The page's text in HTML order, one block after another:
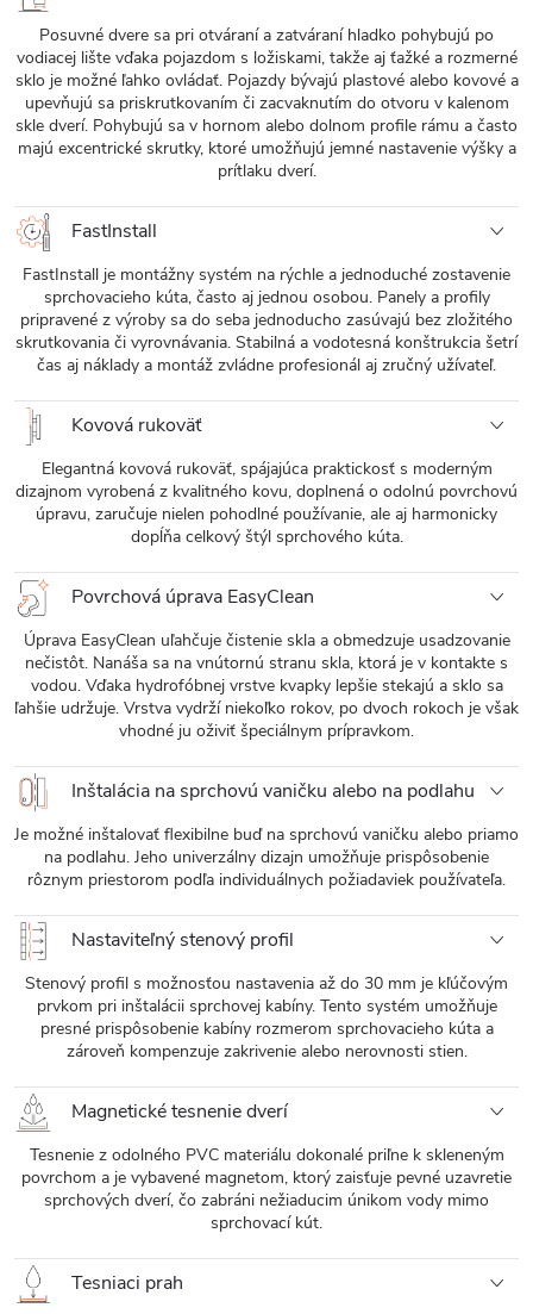
Posuvné dvere sa pri otváraní a zatváraní hladko pohybujú po
vodiacej lište vďaka pojazdom s ložiskami, takže aj ťažké a rozmerné
sklo je možné ľahko ovládať. Pojazdy bývajú plastové alebo kovové a
upevňujú sa priskrutkovaním či zacvaknutím do otvoru v kalenom
skle dverí. Pohybujú sa v hornom alebo dolnom profile rámu a často
majú excentrické skrutky, ktoré umožňujú jemné nastavenie výšky a
prítlaku dverí.
FastInstall
FastInstall je montážny systém na rýchle a jednoduché zostavenie
sprchovacieho kúta, často aj jednou osobou. Panely a profily
pripravené z výroby sa do seba jednoducho zasúvajú bez zložitého
skrutkovania či vyrovnávania. Stabilná a vodotesná konštrukcia šetrí
čas aj náklady a montáž zvládne profesionál aj zručný užívateľ.
Kovová rukoväť
Elegantná kovová rukoväť, spájajúca praktickosť s moderným
dizajnom vyrobená z kvalitného kovu, doplnená o odolnú povrchovú
úpravu, zaručuje nielen pohodlné používanie, ale aj harmonicky
dopĺňa celkový štýl sprchového kúta.
Povrchová úprava EasyClean
Úprava EasyClean uľahčuje čistenie skla a obmedzuje usadzovanie
nečistôt. Nanáša sa na vnútornú stranu skla, ktorá je v kontakte s
vodou. Vďaka hydrofóbnej vrstve kvapky lepšie stekajú a sklo sa
ľahšie udržuje. Vrstva vydrží niekoľko rokov, po dvoch rokoch je však
vhodné ju oživiť špeciálnym prípravkom.
Inštalácia na sprchovú vaničku alebo na podlahu
Je možné inštalovať flexibilne buď na sprchovú vaničku alebo priamo
na podlahu. Jeho univerzálny dizajn umožňuje prispôsobenie
rôznym priestorom podľa individuálnych požiadaviek používateľa.
Nastaviteľný stenový profil
Stenový profil s možnosťou nastavenia až do 30 mm je kľúčovým
prvkom pri inštalácii sprchovej kabíny. Tento systém umožňuje
presné prispôsobenie kabíny rozmerom sprchovacieho kúta a
zároveň kompenzuje zakrivenie alebo nerovnosti stien.
Magnetické tesnenie dverí
Tesnenie z odolného PVC materiálu dokonalé priľne k skleneným
povrchom a je vybavené magnetom, ktorý zaisťuje pevné uzavretie
sprchových dverí, čo zabráni nežiaducim únikom vody mimo
sprchovací kút.
Tesniaci prah